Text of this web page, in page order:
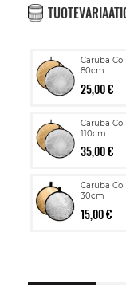
Caruba
80cm
25,00 €
Caruba
110cm
35,00 €
Caruba
30cm
15,00 €